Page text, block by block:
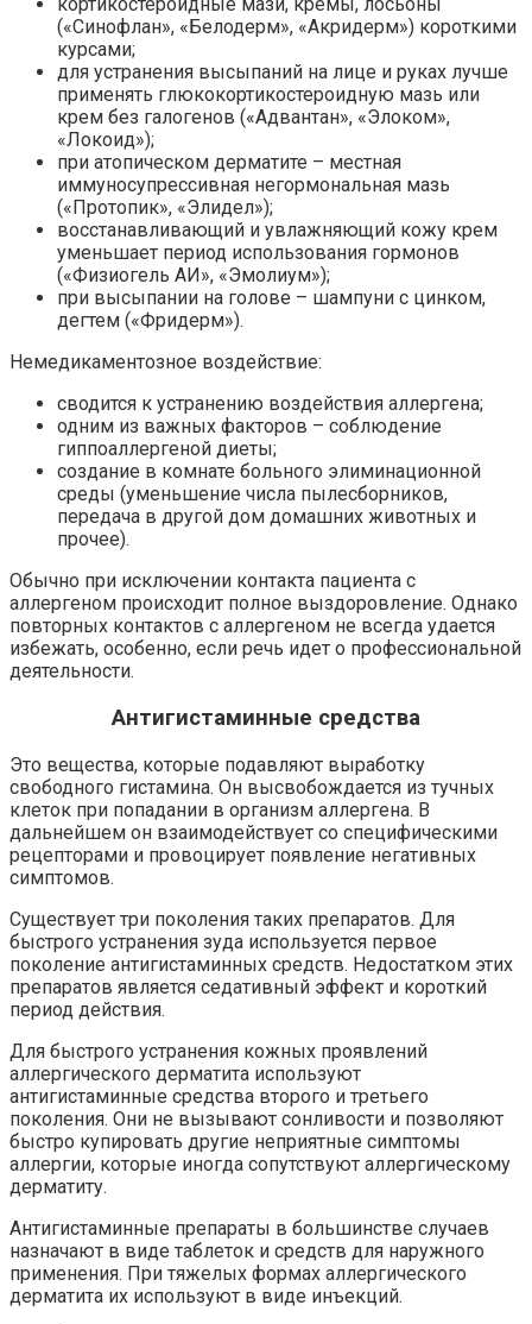
кортикостероидные мази, кремы, лосьоны
(«Синофлан», «Белодерм», «Акридерм») короткими
курсами;
для устранения высыпаний на лице и руках лучше
применять глюкокортикостероидную мазь или
крем без галогенов («Адвантан», «Элоком»,
«Локоид»);
при атопическом дерматите – местная
иммуносупрессивная негормональная мазь
(«Протопик», «Элидел»);
восстанавливающий и увлажняющий кожу крем
уменьшает период использования гормонов
(«Физиогель АИ», «Эмолиум»);
при высыпании на голове – шампуни с цинком,
дегтем («Фридерм»).
Немедикаментозное воздействие:
сводится к устранению воздействия аллергена;
одним из важных факторов – соблюдение
гиппоаллергеной диеты;
создание в комнате больного элиминационной
среды (уменьшение числа пылесборников,
передача в другой дом домашних животных и
прочее).
Обычно при исключении контакта пациента с
аллергеном происходит полное выздоровление. Однако
повторных контактов с аллергеном не всегда удается
избежать, особенно, если речь идет о профессиональной
деятельности.
Антигистаминные средства
Это вещества, которые подавляют выработку
свободного гистамина. Он высвобождается из тучных
клеток при попадании в организм аллергена. В
дальнейшем он взаимодействует со специфическими
рецепторами и провоцирует появление негативных
симптомов.
Существует три поколения таких препаратов. Для
быстрого устранения зуда используется первое
поколение антигистаминных средств. Недостатком этих
препаратов является седативный эффект и короткий
период действия.
Для быстрого устранения кожных проявлений
аллергического дерматита используют
антигистаминные средства второго и третьего
поколения. Они не вызывают сонливости и позволяют
быстро купировать другие неприятные симптомы
аллергии, которые иногда сопутствуют аллергическому
дерматиту.
Антигистаминные препараты в большинстве случаев
назначают в виде таблеток и средств для наружного
применения. При тяжелых формах аллергического
дерматита их используют в виде инъекций.